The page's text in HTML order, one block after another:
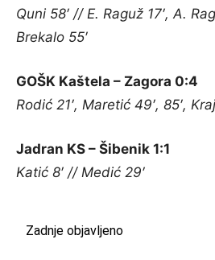
Quni 58′ // E. Raguž 17′, A.
Brekalo 55′
GOŠK Kaštela – Zagora 0:4
Rodić 21′, Maretić 49′, 85′,
Jadran KS – Šibenik 1:1
Katić 8′ // Medić 29′
Zadnje objavljeno